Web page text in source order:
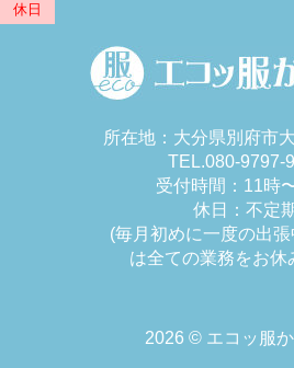
休日
所在地：大分県別府市
TEL.080-9797-
受付時間：11時
休日：不定
(毎月初めに一度の出
は全ての業務をお休
2026 © エコッ服